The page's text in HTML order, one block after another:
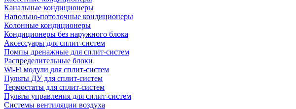
Канальные кондиционеры
Напольно-потолочные кондиционеры
Колонные кондиционеры
Кондиционеры без наружного блока
Аксессуары для сплит-систем
Помпы дренажные для сплит-систем
Распределительные блоки
Wi-Fi модули для сплит-систем
Пульты ДУ для сплит-систем
Термостаты для сплит-систем
Пульты управления для сплит-систем
Системы вентиляции воздуха